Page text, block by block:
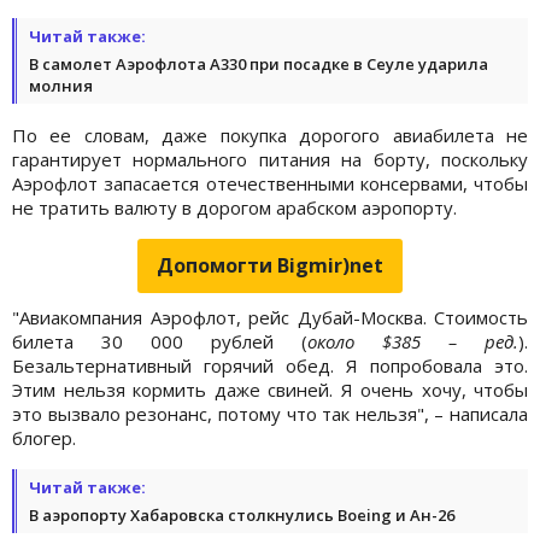
Читай также:
В самолет Аэрофлота А330 при посадке в Сеуле ударила
молния
По ее словам, даже покупка дорогого авиабилета не
гарантирует нормального питания на борту, поскольку
Аэрофлот запасается отечественными консервами, чтобы
не тратить валюту в дорогом арабском аэропорту.
Допомогти Bigmir)net
"Авиакомпания Аэрофлот, рейс Дубай-Москва. Стоимость
билета 30 000 рублей (около $385 – ред.).
Безальтернативный горячий обед. Я попробовала это.
Этим нельзя кормить даже свиней. Я очень хочу, чтобы
это вызвало резонанс, потому что так нельзя", – написала
блогер.
Читай также:
В аэропорту Хабаровска столкнулись Boeing и Ан-26